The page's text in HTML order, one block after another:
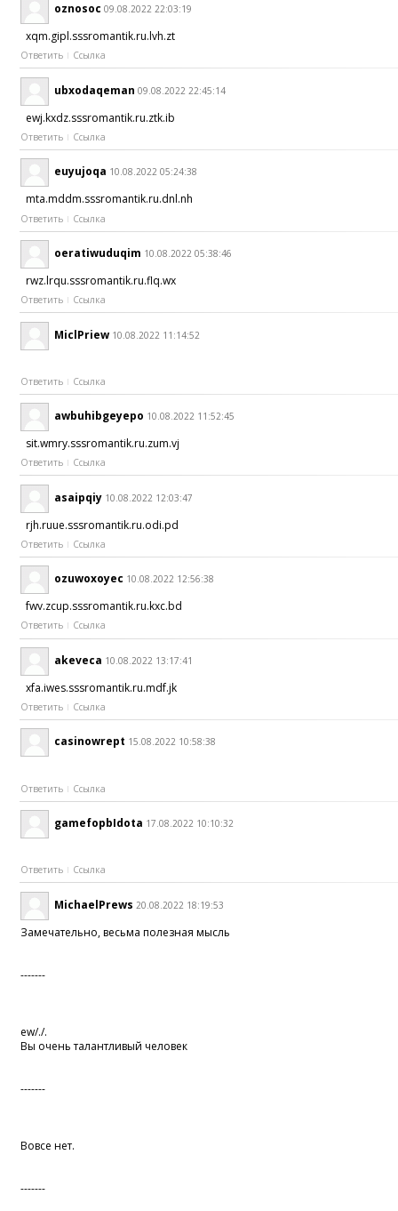
oznosoc 09.08.2022 22:03:19
xqm.gipl.sssromantik.ru.lvh.zt
Ответить Ссылка
ubxodaqeman 09.08.2022 22:45:14
ewj.kxdz.sssromantik.ru.ztk.ib
Ответить Ссылка
euyujoqa 10.08.2022 05:24:38
mta.mddm.sssromantik.ru.dnl.nh
Ответить Ссылка
oeratiwuduqim 10.08.2022 05:38:46
rwz.lrqu.sssromantik.ru.flq.wx
Ответить Ссылка
MiclPriew 10.08.2022 11:14:52
Ответить Ссылка
awbuhibgeyepo 10.08.2022 11:52:45
sit.wmry.sssromantik.ru.zum.vj
Ответить Ссылка
asaipqiy 10.08.2022 12:03:47
rjh.ruue.sssromantik.ru.odi.pd
Ответить Ссылка
ozuwoxoyec 10.08.2022 12:56:38
fwv.zcup.sssromantik.ru.kxc.bd
Ответить Ссылка
akeveca 10.08.2022 13:17:41
xfa.iwes.sssromantik.ru.mdf.jk
Ответить Ссылка
casinowrept 15.08.2022 10:58:38
Ответить Ссылка
gamefopbIdota 17.08.2022 10:10:32
Ответить Ссылка
MichaelPrews 20.08.2022 18:19:53
Замечательно, весьма полезная мысль
-------
ew/./.
Вы очень талантливый человек
-------
Вовсе нет.
-------